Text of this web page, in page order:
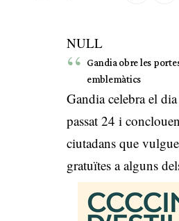
NULL
Gandia obre les
emblemàtics
Gandia celebra el
passat 24 i
ciutadans que
gratuïtes a alguns